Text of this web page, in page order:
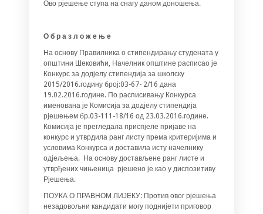
Ово рјешење ступа на снагу даном доношења.
О б р а з л о ж е њ е
На основу Правилника о стипендирању студената у
општини Шековићи, Начелник општине расписао је
Конкурс за додјелу стипендија за школску
2015/2016.годину број:03-67- 2/16 дана
19.02.2016.године. По расписивању Конкурса
именована је Комисија за додјелу стипендија
рјешењем бр.03-111-18/16 од 23.03.2016.године.
Комисија је прегледала приспјеле пријаве на
конкурс и утврдила ранг листу према критеријима и
условима Конкурса и доставила исту начелнику
одјељења. На основу достављене ранг листе и
утврђених чињеница рјешено је као у диспозитиву
Рјешења.
ПОУКА О ПРАВНОМ ЛИЈЕКУ: Против овог рјешења
незадовољни кандидати могу поднијети приговор